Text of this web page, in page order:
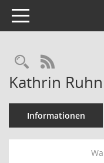
Toggle navigation
RSS-Feed
Kathrin
Informationen